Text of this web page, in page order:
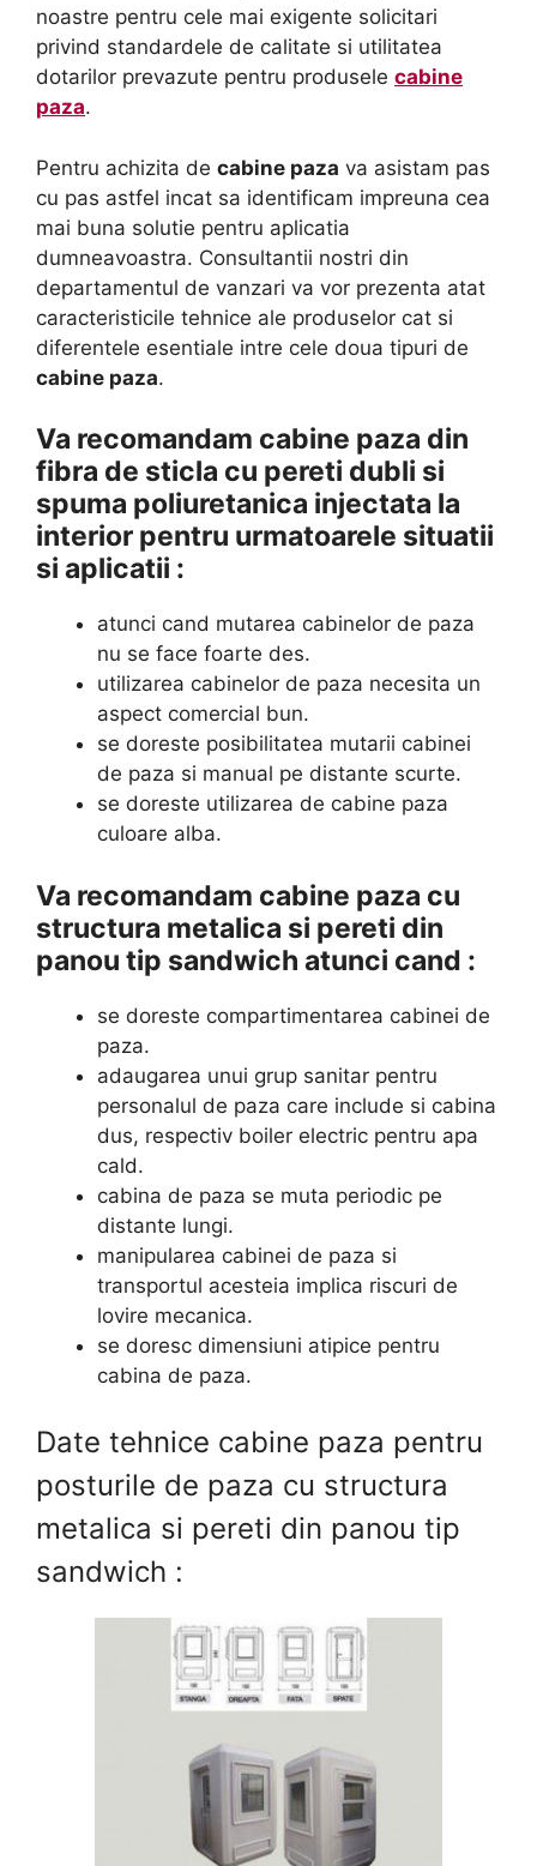
noastre pentru cele mai exigente solicitari
privind standardele de calitate si utilitatea
dotarilor prevazute pentru produsele cabine
paza.
Pentru achizita de cabine paza va asistam pas
cu pas astfel incat sa identificam impreuna cea
mai buna solutie pentru aplicatia
dumneavoastra. Consultantii nostri din
departamentul de vanzari va vor prezenta atat
caracteristicile tehnice ale produselor cat si
diferentele esentiale intre cele doua tipuri de
cabine paza.
Va recomandam cabine paza din
fibra de sticla cu pereti dubli si
spuma poliuretanica injectata la
interior pentru urmatoarele situatii
si aplicatii :
atunci cand mutarea cabinelor de paza
nu se face foarte des.
utilizarea cabinelor de paza necesita un
aspect comercial bun.
se doreste posibilitatea mutarii cabinei
de paza si manual pe distante scurte.
se doreste utilizarea de cabine paza
culoare alba.
Va recomandam cabine paza cu
structura metalica si pereti din
panou tip sandwich atunci cand :
se doreste compartimentarea cabinei de
paza.
adaugarea unui grup sanitar pentru
personalul de paza care include si cabina
dus, respectiv boiler electric pentru apa
cald.
cabina de paza se muta periodic pe
distante lungi.
manipularea cabinei de paza si
transportul acesteia implica riscuri de
lovire mecanica.
se doresc dimensiuni atipice pentru
cabina de paza.
Date tehnice cabine paza pentru
posturile de paza cu structura
metalica si pereti din panou tip
sandwich :